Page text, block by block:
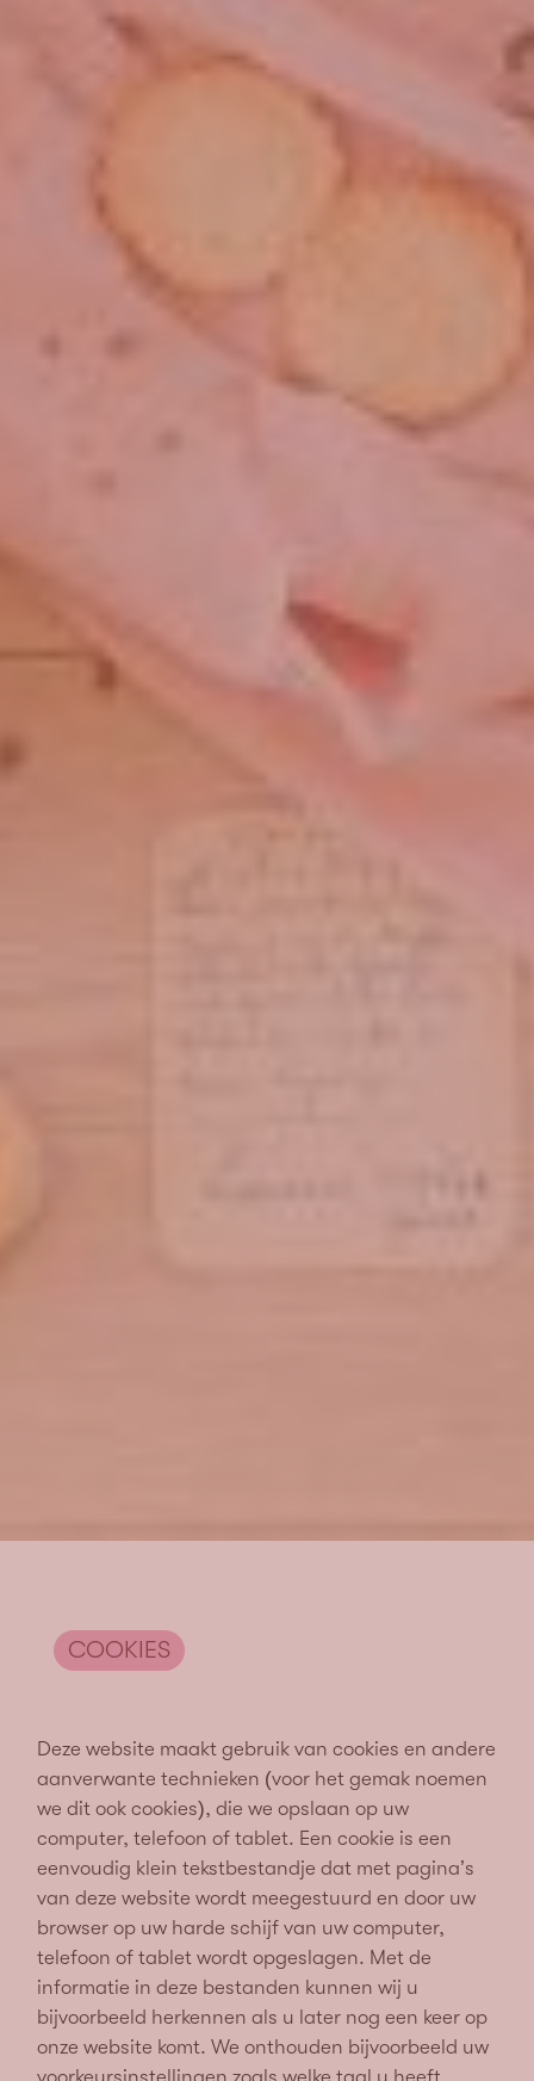
COOKIES
Deze website maakt gebruik van cookies en andere
aanverwante technieken (voor het gemak noemen
we dit ook cookies), die we opslaan op uw
computer, telefoon of tablet. Een cookie is een
eenvoudig klein tekstbestandje dat met pagina’s
van deze website wordt meegestuurd en door uw
browser op uw harde schijf van uw computer,
telefoon of tablet wordt opgeslagen. Met de
informatie in deze bestanden kunnen wij u
bijvoorbeeld herkennen als u later nog een keer op
onze website komt. We onthouden bijvoorbeeld uw